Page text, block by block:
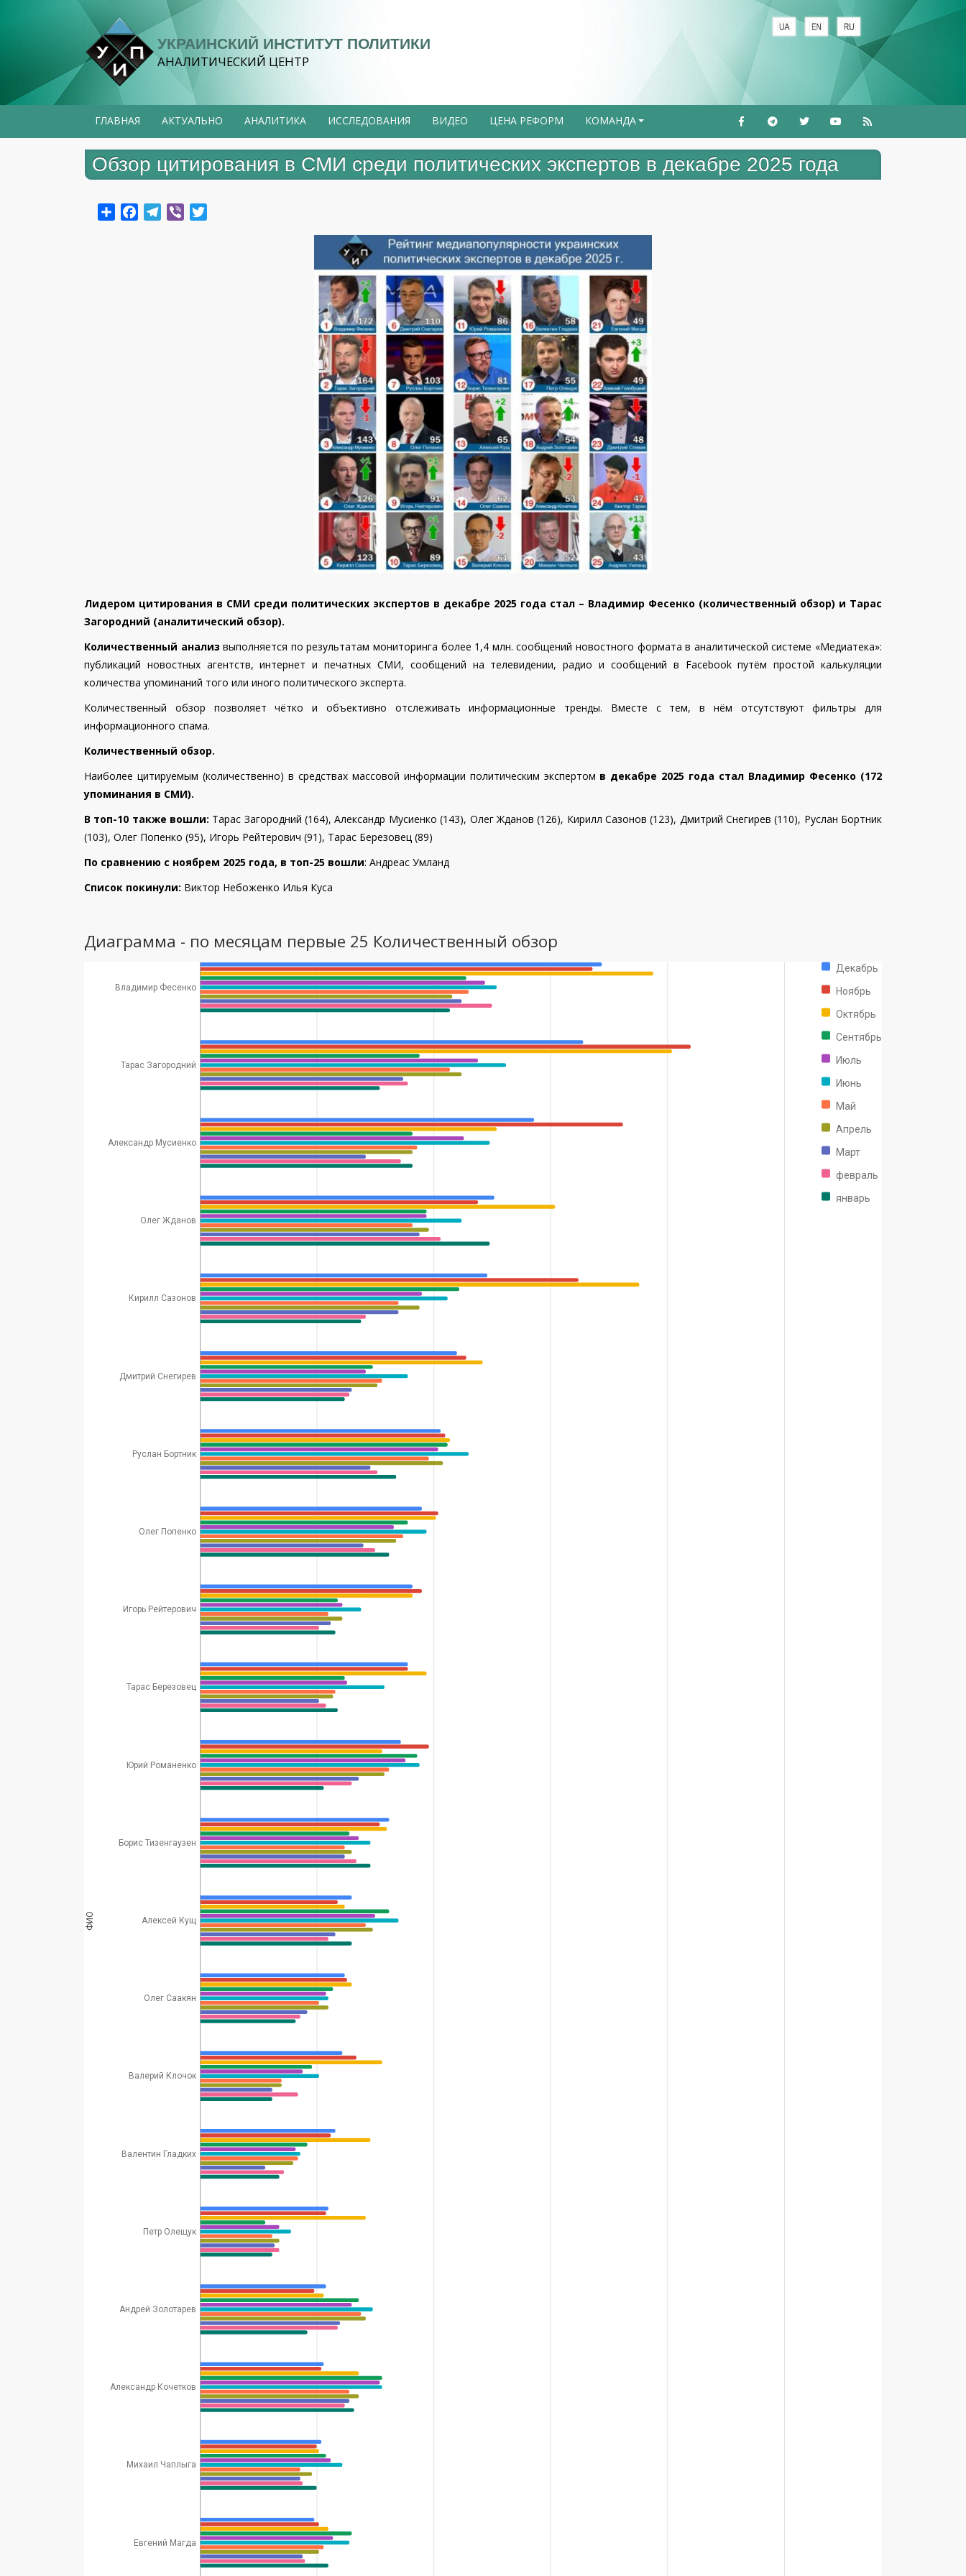
УКРАИНСКИЙ ИНСТИТУТ ПОЛИТИКИ
АНАЛИТИЧЕСКИЙ ЦЕНТР
ГЛАВНАЯ АКТУАЛЬНО АНАЛИТИКА ИССЛЕДОВАНИЯ ВИДЕО ЦЕНА РЕФОРМ +
КОМАНДА
Обзор цитирования в СМИ среди политических экспертов в декабре 2025 года
ShareFacebookTelegram
Viber
Лидером цитирования в СМИ среди политических экспертов в декабре 2025 года стал – Владимир Фесенко (количественный обзор) и Тарас
Загородний (аналитический обзор).
Количественный анализ выполняется по результатам мониторинга более 1,4 млн. сообщений новостного формата в аналитической системе «Медиатека»:
публикаций новостных агентств, интернет и печатных СМИ, сообщений на телевидении, радио и сообщений в Facebook путём простой калькуляции
количества упоминаний того или иного политического эксперта.
Количественный обзор позволяет чётко и объективно отслеживать информационные тренды. Вместе с тем, в нём отсутствуют фильтры для
информационного спама.
Количественный обзор.
Наиболее цитируемым (количественно) в средствах массовой информации политическим экспертом в декабре 2025 года стал Владимир Фесенко (172
упоминания в СМИ).
В топ-10 также вошли: Тарас Загородний (164), Александр Мусиенко (143), Олег Жданов (126), Кирилл Сазонов (123), Дмитрий Снегирев (110), Руслан Бортник
(103), Олег Попенко (95), Игорь Рейтерович (91), Тарас Березовец (89)
По сравнению с ноябрем 2025 года, в топ-25 вошли: Андреас Умланд
Список покинули: Виктор Небоженко Илья Куса
Диаграмма - по месяцам первые 25 Количественный обзор
Декабрь
Ноябрь
Октябрь
Сентябрь
Июль
Июнь
Май
Апрель
Март
февраль
январь
Владимир Фесенко
Тарас Загородний
Александр Мусиенко
Олег Жданов
Кирилл Сазонов
Дмитрий Снегирев
Руслан Бортник
Олег Попенко
Игорь Рейтерович
Тарас Березовец
Юрий Романенко
Борис Тизенгаузен
Алексей Кущ
Олег Саакян
Валерий Клочок
Валентин Гладких
Петр Олещук
Андрей Золотарев
Александр Кочетков
Михаил Чаплыга
Евгений Магда
ФИО